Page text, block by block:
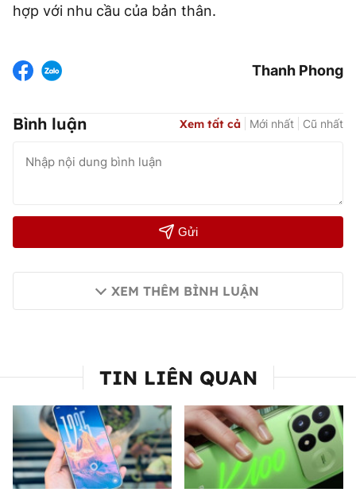
hợp với nhu cầu của bản thân.
Thanh Phong
Bình luận Xem tất cả Mới nhất Cũ nhất
Gửi
XEM THÊM BÌNH LUẬN
TIN LIÊN QUAN